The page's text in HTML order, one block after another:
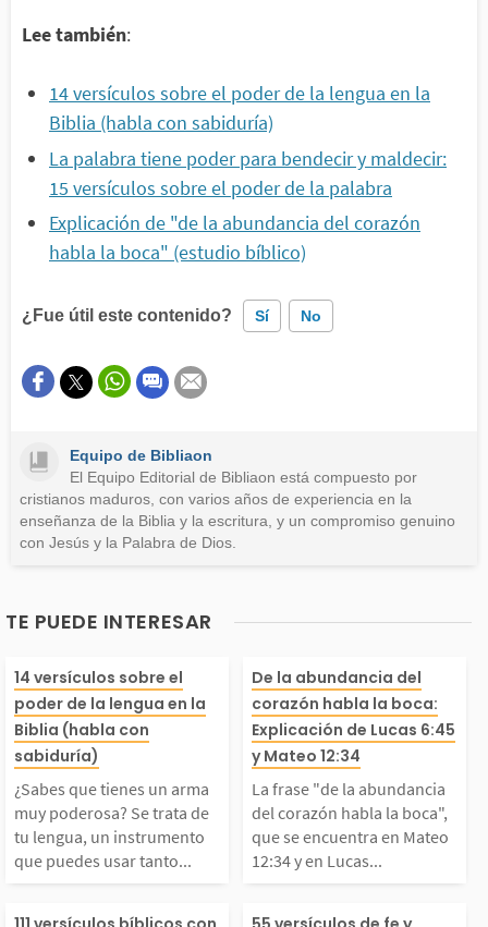
Lee también:
14 versículos sobre el poder de la lengua en la
Biblia (habla con sabiduría)
La palabra tiene poder para bendecir y maldecir:
15 versículos sobre el poder de la palabra
Explicación de "de la abundancia del corazón
habla la boca" (estudio bíblico)
¿Fue útil este contenido? Sí No
Este contenido contiene información incorrecta
Otro
Equipo de Bibliaon
El Equipo Editorial de Bibliaon está compuesto por
cristianos maduros, con varios años de experiencia en la
enseñanza de la Biblia y la escritura, y un compromiso genuino
con Jesús y la Palabra de Dios.
TE PUEDE INTERESAR
que tienes un
muy poderosa?
trata de tu lengua,
instrumento que pu
usar tanto para e
14 versículos sobre el
poder de la lengua en la
Biblia (habla con
sabiduría)
¿Sabes que tienes un arma
muy poderosa? Se trata de
tu lengua, un instrumento
que puedes usar tanto...
La frase "de la
ancia del
la la boca",
cuentra en
34 y en Lucas
De la abundancia del
corazón habla la boca:
Explicación de Lucas 6:45
y Mateo 12:34
La frase "de la abundancia
del corazón habla la boca",
que se encuentra en Mateo
12:34 y en Lucas...